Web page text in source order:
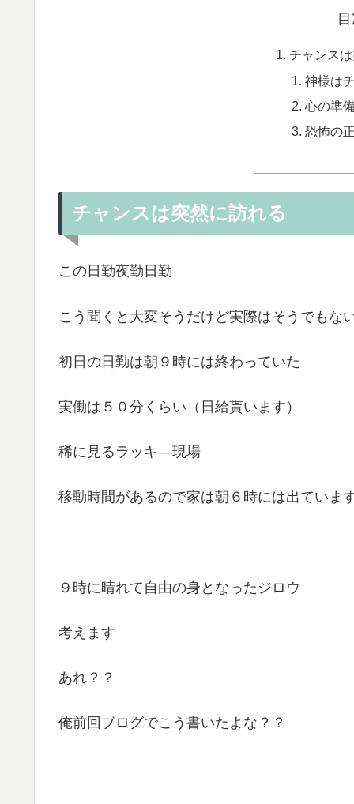
チャンス
神様は
心の準
恐怖の
チャンスは突然に訪れる
この日勤夜勤日勤
こう聞くと大変そうだけど実際はそうでもな
初日の日勤は朝９時には終わっていた
実働は５０分くらい（日給貰います）
稀に見るラッキ―現場
移動時間があるので家は朝６時には出ていま
９時に晴れて自由の身となったジロウ
考えます
あれ？？
俺前回ブログでこう書いたよな？？